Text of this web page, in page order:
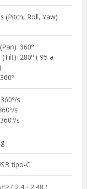
(Pitch, Roll, Yaw)
360º
(Tilt): 280º (-95 a
s
s
s
tipo-C
( 2.4 - 2.48 )